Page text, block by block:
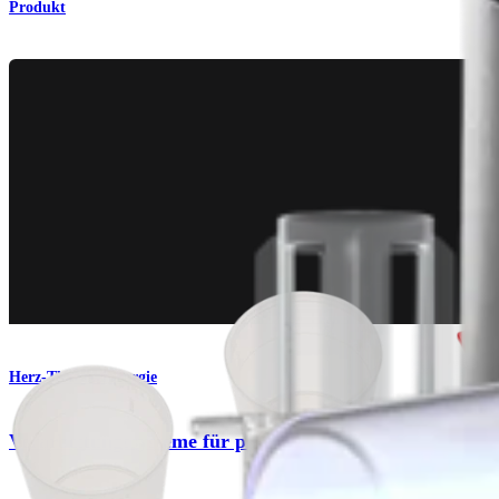
Produkt
Herz-Thoraxchirurgie
Verarbeitungssysteme für plättchenreiches Plasma